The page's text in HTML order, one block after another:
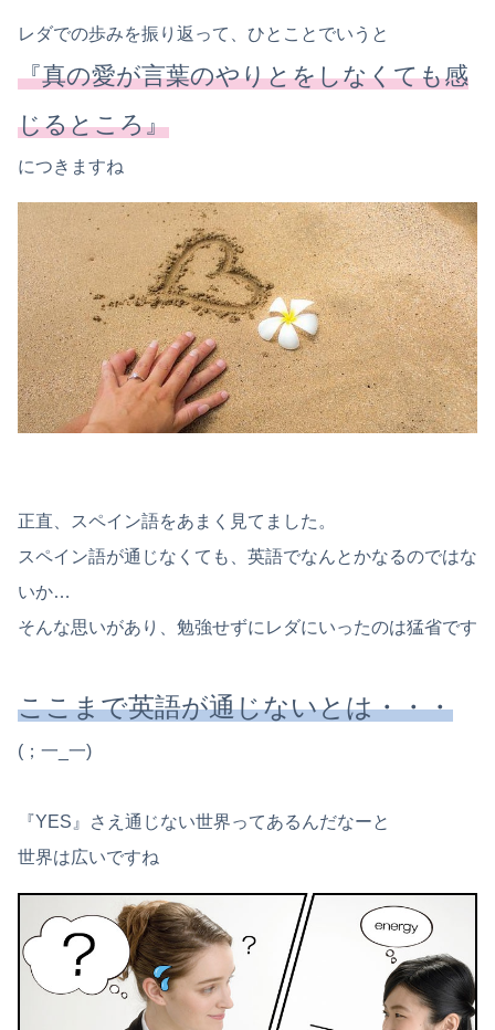
レダでの歩みを振り返って、ひとことでいうと
『真の愛が言葉のやりとをしなくても感
じるところ』
につきますね
正直、スペイン語をあまく見てました。
スペイン語が通じなくても、英語でなんとかなるのではな
いか…
そんな思いがあり、勉強せずにレダにいったのは猛省です
ここまで英語が通じないとは・・・
(；一_一)
『YES』さえ通じない世界ってあるんだなーと
世界は広いですね